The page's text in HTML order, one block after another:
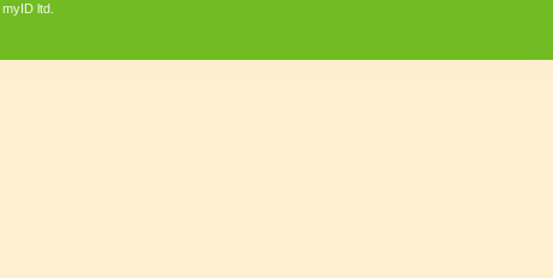
myID ltd